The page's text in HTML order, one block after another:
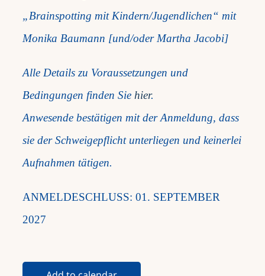
„Brainspotting mit Kindern/Jugendlichen“ mit
Monika Baumann [und/oder Martha Jacobi]
Alle Details zu Voraussetzungen und
Bedingungen finden Sie hier.
Anwesende bestätigen mit der Anmeldung, dass
sie der Schweigepflicht unterliegen und keinerlei
Aufnahmen tätigen.
ANMELDESCHLUSS: 01. SEPTEMBER
2027